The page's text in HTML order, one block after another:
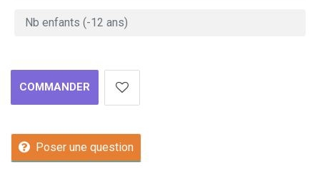
COMMANDER
Poser une question